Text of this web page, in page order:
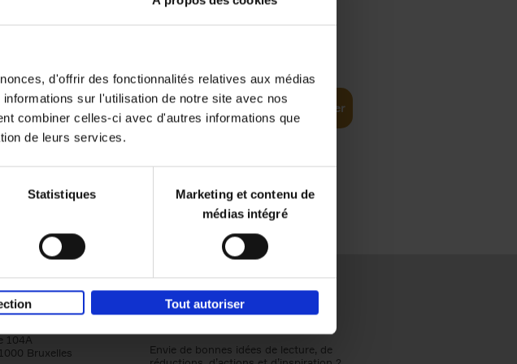
d'offrir des fonctionnalités relatives aux médias
sur l'utilisation de notre site avec nos
combiner celles-ci avec d'autres informations que
de leurs services.
Statistiques
Marketing et contenu de
médias intégré
Tout autoriser
352 Ajouter au panier
Racine
& Taxis
104A
Bruxelles
Envie de bonnes idées de lecture, de